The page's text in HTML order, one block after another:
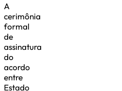
A
cerimônia
formal
de
assinatura
do
acordo
entre
Estado